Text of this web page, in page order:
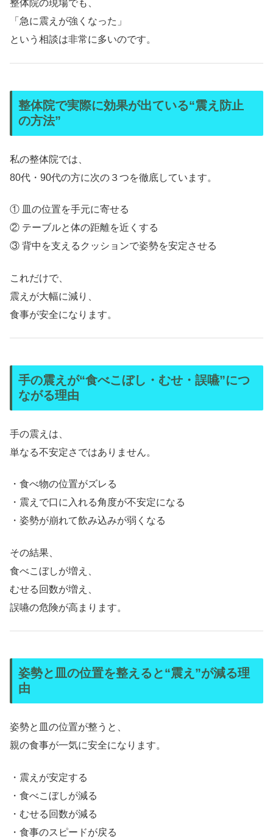
整体院の現場でも、
「急に震えが強くなった」
という相談は非常に多いのです。
整体院で実際に効果が出ている“震え防止
の方法”
私の整体院では、
80代・90代の方に次の３つを徹底しています。
① 皿の位置を手元に寄せる
② テーブルと体の距離を近くする
③ 背中を支えるクッションで姿勢を安定させる
これだけで、
震えが大幅に減り、
食事が安全になります。
手の震えが“食べこぼし・むせ・誤嚥”につ
ながる理由
手の震えは、
単なる不安定さではありません。
・食べ物の位置がズレる
・震えで口に入れる角度が不安定になる
・姿勢が崩れて飲み込みが弱くなる
その結果、
食べこぼしが増え、
むせる回数が増え、
誤嚥の危険が高まります。
姿勢と皿の位置を整えると“震え”が減る理
由
姿勢と皿の位置が整うと、
親の食事が一気に安全になります。
・震えが安定する
・食べこぼしが減る
・むせる回数が減る
・食事のスピードが戻る